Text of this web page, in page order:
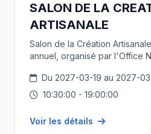
SALON DE LA
ARTISANALE
Salon de la Création
annuel, organisé par l'Office National de l'Artisanat
Internationales de Tunis. Ce
met en lumière la richesse des
secteur profondément ancré
résolument tourné vers
Du 2027-03-19 au 2027-
10:30:00 - 19:00:00
Voir les détails